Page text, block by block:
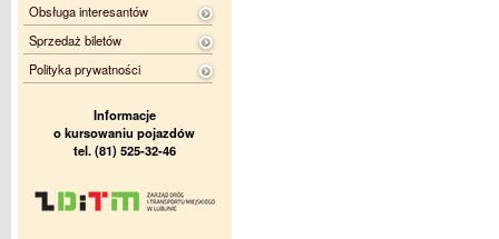
Obsługa interesantów
Sprzedaż biletów
Polityka prywatności
Informacje
o kursowaniu pojazdów
tel. (81) 525-32-46